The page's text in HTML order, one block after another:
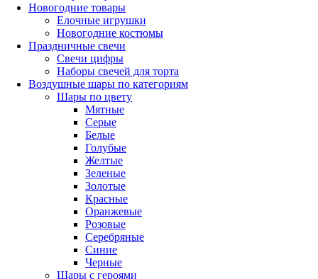
Новогодние товары
Елочные игрушки
Новогодние костюмы
Праздничные свечи
Свечи цифры
Наборы свечей для торта
Воздушные шары по категориям
Шары по цвету
Мятные
Серые
Белые
Голубые
Желтые
Зеленые
Золотые
Красные
Оранжевые
Розовые
Серебряные
Синие
Черные
Шары с героями